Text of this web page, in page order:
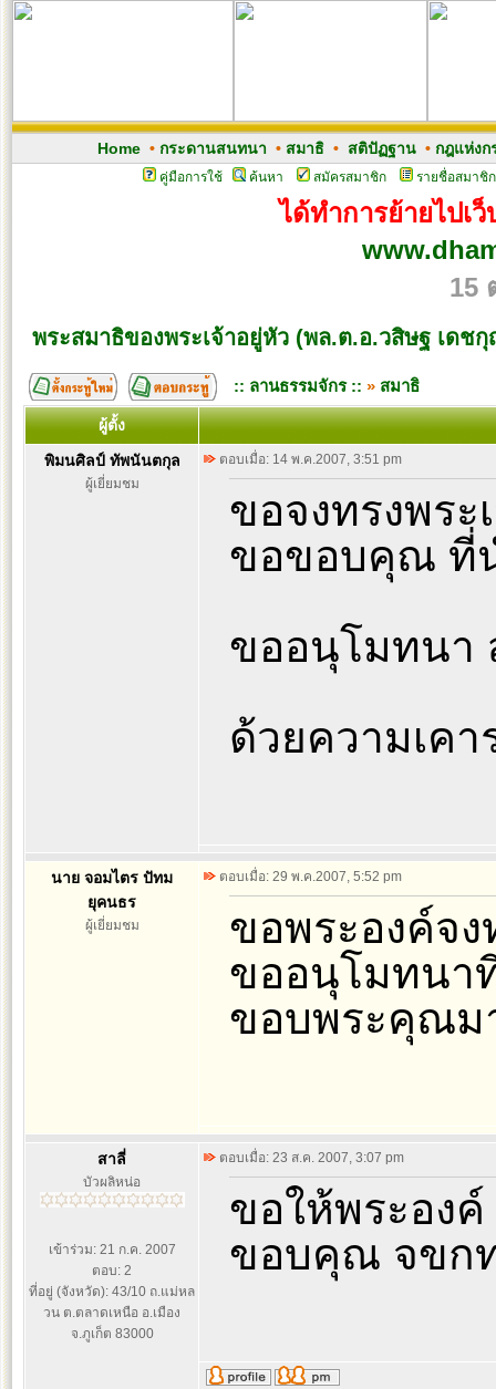
Home• กระดานสนทนา • สมาธิ• สติปัฏฐาน• กฎแห่งก
คู่มือการใช้ ค้นหา สมัครสมาชิก รายชื่อสมาชิก
ได้ทำการย้ายไปเ
15
พระสมาธิของพระเจ้าอยู่หัว (พล.ต.อ.วสิษฐ เดช
:: ลานธรรมจักร :: » สมาธิ
ผู้ตั้ง
พิมนศิลป์ ทัพนันตกุล
ผู้เยี่ยมชม
ตอบเมื่อ: 14 พ.ค.2007, 3:51 pm
ขอจงทรงพร
ขอขอบคุณ ที่
ขออนุโมทนา
ด้วยความเคา
นาย จอมไตร ปัทม
ยุคนธร
ผู้เยี่ยมชม
ตอบเมื่อ: 29 พ.ค.2007, 5:52 pm
ขอพระองค์จ
ขออนุโมทนา
ขอบพระคุณม
สาลี่
บัวผลิหน่อ
เข้าร่วม: 21 ก.ค. 2007
ตอบ: 2
ที่อยู่ (จังหวัด): 43/10 ถ.แม่หล
วน ต.ตลาดเหนือ อ.เมือง
จ.ภูเก็ต 83000
ตอบเมื่อ: 23 ส.ค. 2007, 3:07 pm
ขอให้พระองค์
ขอบคุณ จขก